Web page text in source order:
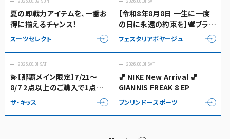
夏の即戦力アイテムを、一番お
得に揃えるチャンス！
スーツセレクト
【令和8年8月8日 一生に一度
の日に永遠の約束を】🕊️ブライ
ダルフェア開催中💍✨888
フェスタリアボヤージュ
2026.08.01 SAT
💫【那覇メイン限定】7/21～
8/7 2点以上のご購入で1点ご
とに20%OFF💫
ザ・キッス
2026.08.01 SAT
🏀 NIKE New Arrival 🏀
GIANNIS FREAK 8 EP
ブンリンドースポーツ